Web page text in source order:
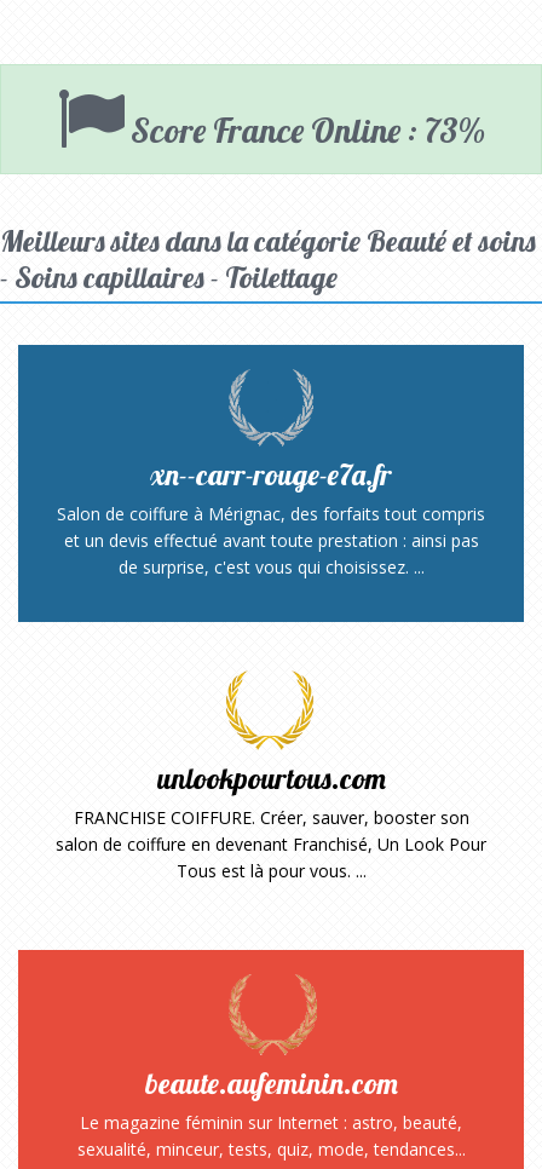
Score France Online : 73%
Meilleurs sites dans la catégorie Beauté et soins
- Soins capillaires - Toilettage
xn--carr-rouge-e7a.fr
Salon de coiffure à Mérignac, des forfaits tout compris
et un devis effectué avant toute prestation : ainsi pas
de surprise, c'est vous qui choisissez. ...
unlookpourtous.com
FRANCHISE COIFFURE. Créer, sauver, booster son
salon de coiffure en devenant Franchisé, Un Look Pour
Tous est là pour vous. ...
beaute.aufeminin.com
Le magazine féminin sur Internet : astro, beauté,
sexualité, minceur, tests, quiz, mode, tendances...